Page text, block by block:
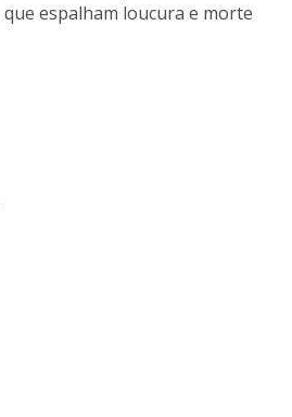
espalham loucura e morte